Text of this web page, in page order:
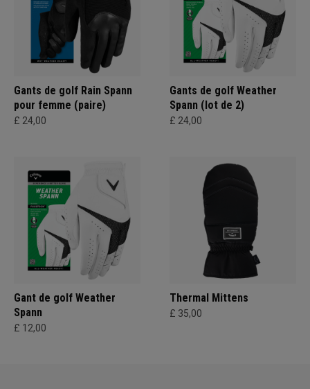
Gants de golf Rain Spann
pour femme (paire)
£ 24,00
Gants de golf Weather
Spann (lot de 2)
£ 24,00
Gant de golf Weather
Spann
£ 12,00
Thermal Mittens
£ 35,00